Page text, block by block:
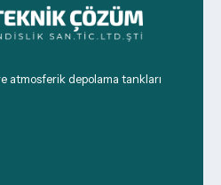
atmosferik depolama tankları